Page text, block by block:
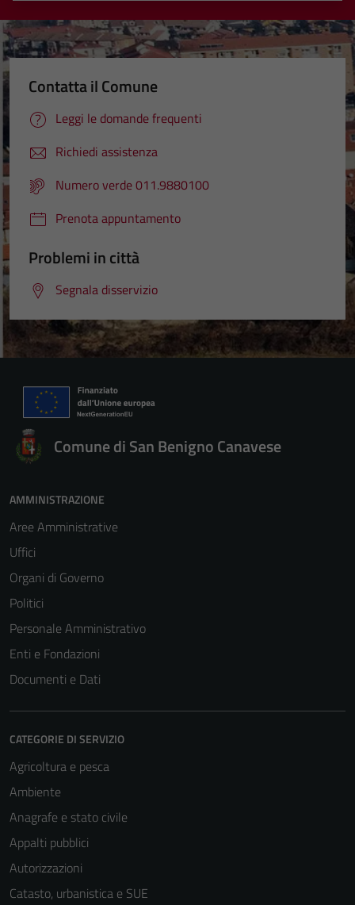
Contatta il Comune
Leggi le domande frequenti
Richiedi assistenza
Numero verde 011.9880100
Prenota appuntamento
Problemi in città
Segnala disservizio
Comune di San Benigno Canavese
AMMINISTRAZIONE
Aree Amministrative
Uffici
Organi di Governo
Politici
Personale Amministrativo
Enti e Fondazioni
Documenti e Dati
CATEGORIE DI SERVIZIO
Agricoltura e pesca
Ambiente
Anagrafe e stato civile
Appalti pubblici
Autorizzazioni
Catasto, urbanistica e SUE
Questi cookie